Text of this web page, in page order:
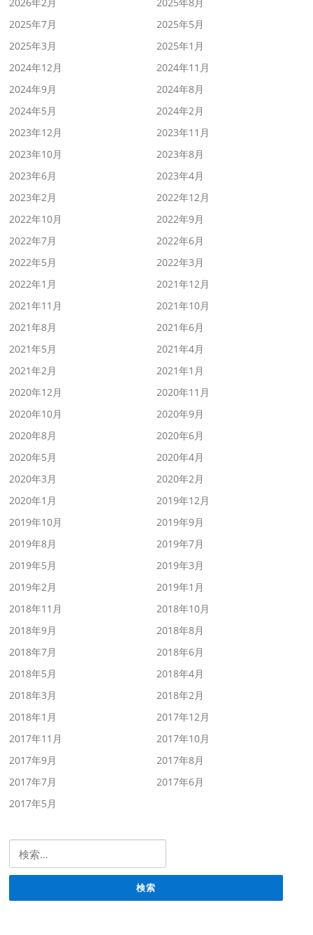
2025年7月
2025年5月
2025年3月
2025年1月
2024年12月
2024年11月
2024年9月
2024年8月
2024年5月
2024年2月
2023年12月
2023年11月
2023年10月
2023年8月
2023年6月
2023年4月
2023年2月
2022年12月
2022年10月
2022年9月
2022年7月
2022年6月
2022年5月
2022年3月
2022年1月
2021年12月
2021年11月
2021年10月
2021年8月
2021年6月
2021年5月
2021年4月
2021年2月
2021年1月
2020年12月
2020年11月
2020年10月
2020年9月
2020年8月
2020年6月
2020年5月
2020年4月
2020年3月
2020年2月
2020年1月
2019年12月
2019年10月
2019年9月
2019年8月
2019年7月
2019年5月
2019年3月
2019年2月
2019年1月
2018年11月
2018年10月
2018年9月
2018年8月
2018年7月
2018年6月
2018年5月
2018年4月
2018年3月
2018年2月
2018年1月
2017年12月
2017年11月
2017年10月
2017年9月
2017年8月
2017年7月
2017年6月
2017年5月
検索: